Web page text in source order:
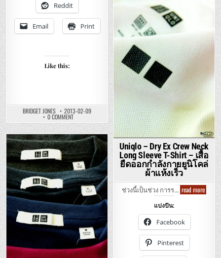
SLEEVE
SHIRTS
นิ
โคล่
เสื้อ
เชิ๊ต
พิมพ์
ลาย
ดูดี
สบาย
ยาว
ฝ้าย
เมี่
ยม
นุ่ม
นิ่ม
สบาย
Reddit
Email Print
Like this:
BRIDGET JONES 2013-02-09
0 COMMENTON
UNIQLO
–
WOMEN
PREMIUM
COTTON
TURTLE
NECK
LONG
SLEEVE
–
ยู
นิ
โคล่
เสื้อ
ยืด
คอ
เต่า
แขน
ยาว
ผ้า
ฝ้าย
พรี
เมี่
Uniqlo – Dry Ex Crew Neck
Long Sleeve T-Shirt – เสื้อ
ยืดออกกำลังกายยูนิโคล่
ผ้าแห้งเร็ว
ช่วงนี้เป็นช่วง การร… read moreUniqlo
–
Sleeve
แบ่งปัน:
Facebook
Pinterest
Posted